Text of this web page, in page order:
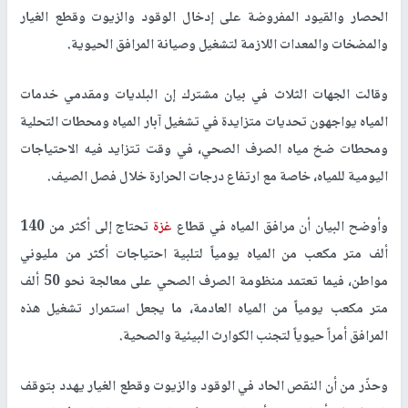
الحصار والقيود المفروضة على إدخال الوقود والزيوت وقطع الغيار
والمضخات والمعدات اللازمة لتشغيل وصيانة المرافق الحيوية.
وقالت الجهات الثلاث في بيان مشترك إن البلديات ومقدمي خدمات
المياه يواجهون تحديات متزايدة في تشغيل آبار المياه ومحطات التحلية
ومحطات ضخ مياه الصرف الصحي، في وقت تتزايد فيه الاحتياجات
اليومية للمياه، خاصة مع ارتفاع درجات الحرارة خلال فصل الصيف.
وأوضح البيان أن مرافق المياه في قطاع غزة
تحتاج إلى أكثر من 140
ألف متر مكعب من المياه يومياً لتلبية احتياجات أكثر من مليوني
مواطن، فيما تعتمد منظومة الصرف الصحي على معالجة نحو 50 ألف
متر مكعب يومياً من المياه العادمة، ما يجعل استمرار تشغيل هذه
المرافق أمراً حيوياً لتجنب الكوارث البيئية والصحية.
وحذّر من أن النقص الحاد في الوقود والزيوت وقطع الغيار يهدد بتوقف